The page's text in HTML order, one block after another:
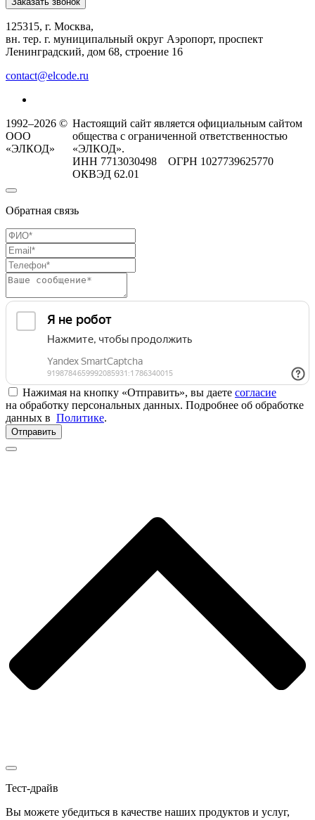
125315, г. Москва,
вн. тер. г. муниципальный округ Аэропорт, проспект
Ленинградский, дом 68, строение 16
contact@elcode.ru
1992–2026 ©
ООО
«ЭЛКОД»
Настоящий сайт является официальным сайтом
общества с ограниченной ответственностью
«ЭЛКОД».
ИНН 7713030498 ОГРН 1027739625770
ОКВЭД 62.01
Обратная связь
Нажимая на кнопку «Отправить», вы даете согласие
на обработку персональных данных. Подробнее об обработке
данных в Политике.
Отправить
Тест-драйв
Вы можете убедиться в качестве наших продуктов и услуг,